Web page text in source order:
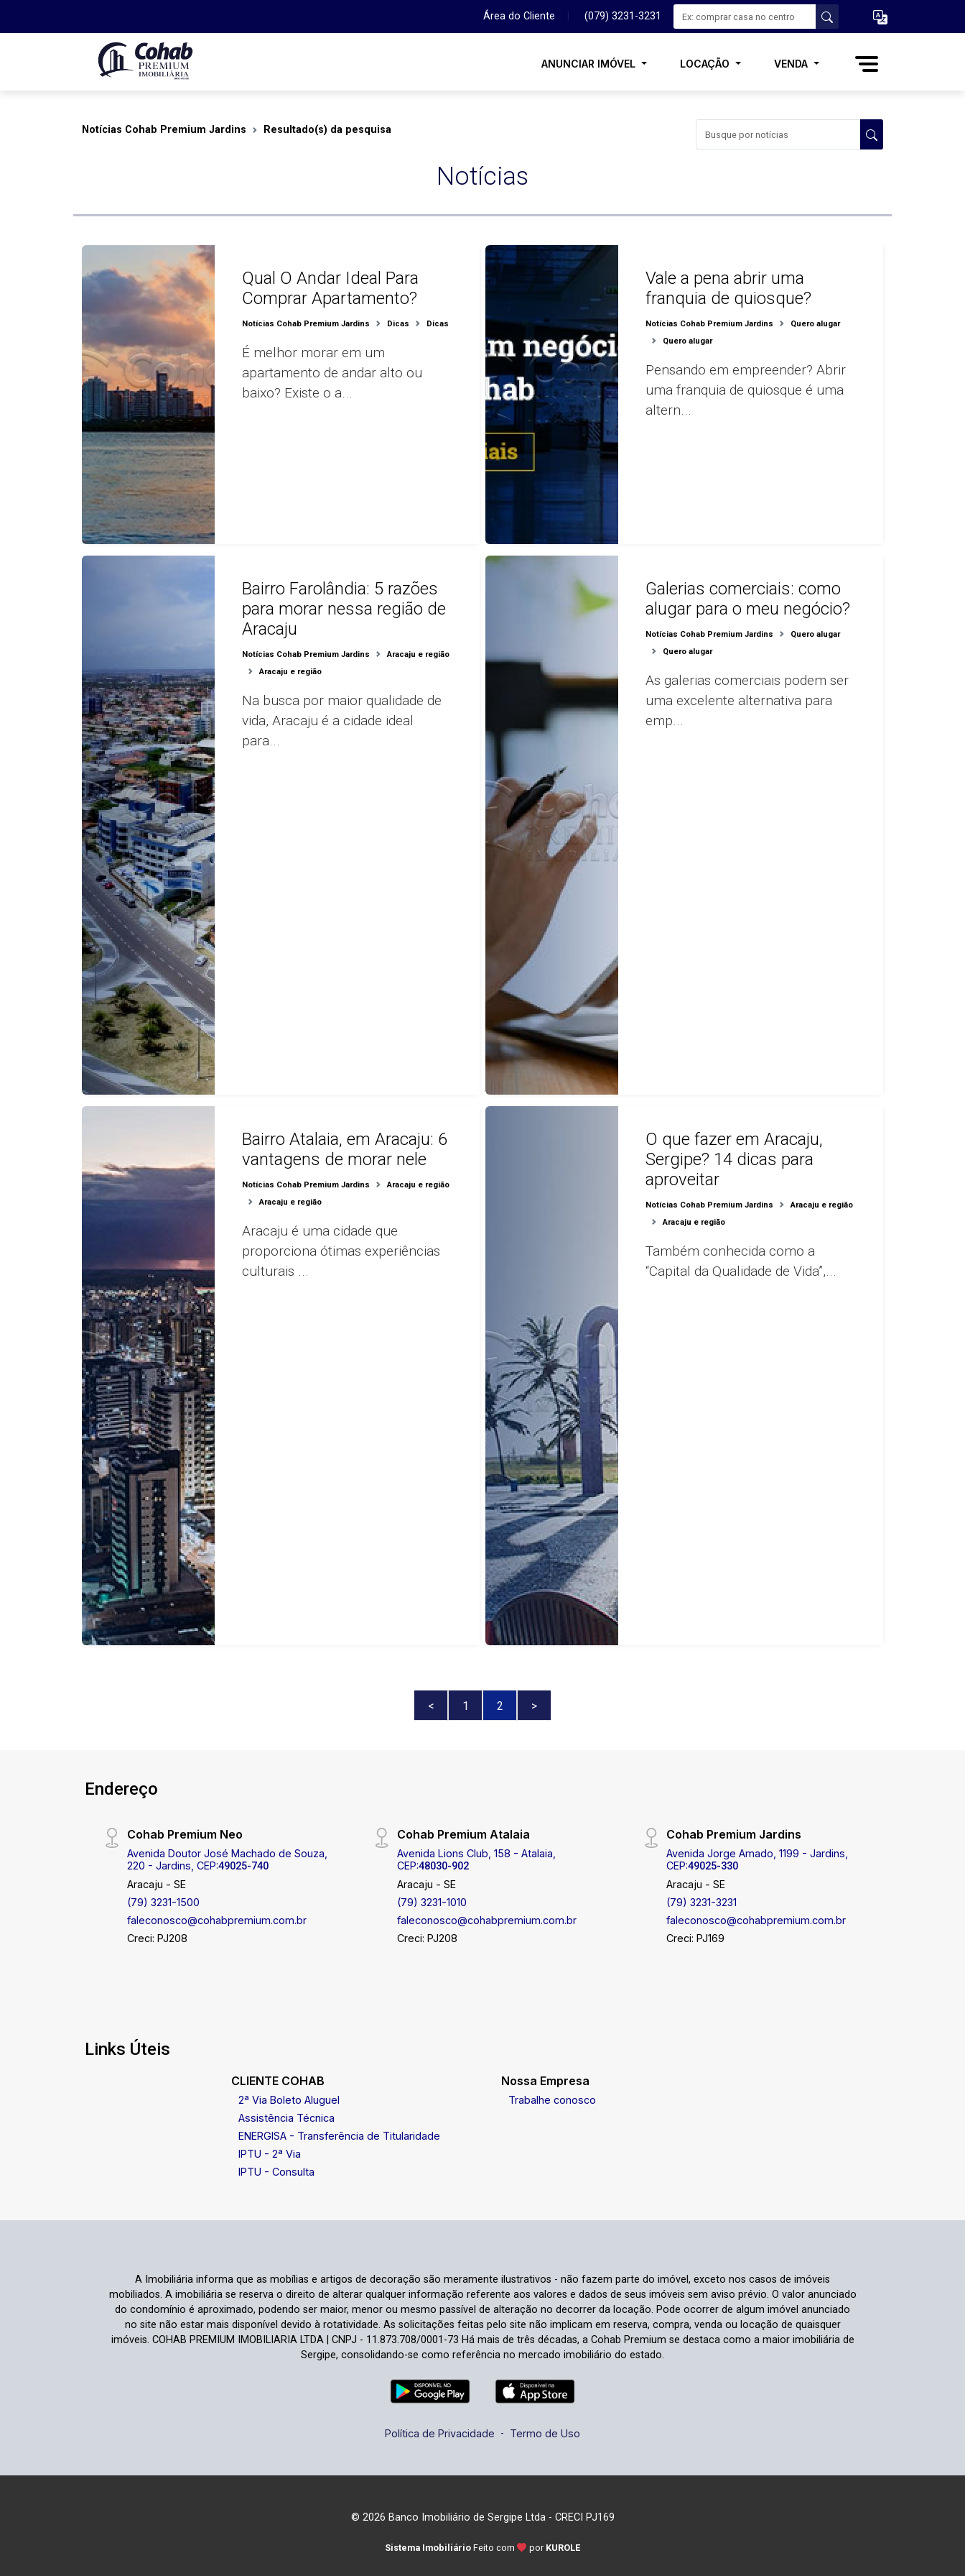
Área do Cliente (079) 3231-3231
ANUNCIAR IMÓVEL LOCAÇÃO VENDA
Notícias Cohab Premium Jardins Resultado(s) da pesquisa
Notícias
Qual O Andar Ideal Para
Comprar Apartamento?
Notícias Cohab Premium Jardins Dicas Dicas
É melhor morar em um
apartamento de andar alto ou
baixo? Existe o a...
Vale a pena abrir uma
franquia de quiosque?
Notícias Cohab Premium Jardins
Quero alugar
Quero alugar
Pensando em empreender? Abrir
uma franquia de quiosque é uma
altern...
Bairro Farolândia: 5 razões
para morar nessa região de
Aracaju
Notícias Cohab Premium Jardins
Aracaju e região
Aracaju e região
Na busca por maior qualidade de
vida, Aracaju é a cidade ideal
para...
Galerias comerciais: como
alugar para o meu negócio?
Notícias Cohab Premium Jardins
Quero alugar
Quero alugar
As galerias comerciais podem ser
uma excelente alternativa para
emp...
Bairro Atalaia, em Aracaju: 6
vantagens de morar nele
Notícias Cohab Premium Jardins
Aracaju e região
Aracaju e região
Aracaju é uma cidade que
proporciona ótimas experiências
culturais ...
O que fazer em Aracaju,
Sergipe? 14 dicas para
aproveitar
Notícias Cohab Premium Jardins
Aracaju e região
Aracaju e região
Também conhecida como a
“Capital da Qualidade de Vida”,...
< 1 2 >
Endereço
Cohab Premium Neo
Avenida Doutor José Machado de Souza,
220 - Jardins, CEP:49025-740
Aracaju - SE
(79) 3231-1500
faleconosco@cohabpremium.com.br
Creci: PJ208
Cohab Premium Atalaia
Avenida Lions Club, 158 - Atalaia,
CEP:48030-902
Aracaju - SE
(79) 3231-1010
faleconosco@cohabpremium.com.br
Creci: PJ208
Cohab Premium Jardins
Avenida Jorge Amado, 1199 - Jardins,
CEP:49025-330
Aracaju - SE
(79) 3231-3231
faleconosco@cohabpremium.com.br
Creci: PJ169
Links Úteis
CLIENTE COHAB
2ª Via Boleto Aluguel
Assistência Técnica
ENERGISA - Transferência de Titularidade
IPTU - 2ª Via
IPTU - Consulta
Nossa Empresa
Trabalhe conosco
A Imobiliária informa que as mobílias e artigos de decoração são meramente ilustrativos - não fazem parte do imóvel, exceto nos casos de imóveis
mobiliados. A imobiliária se reserva o direito de alterar qualquer informação referente aos valores e dados de seus imóveis sem aviso prévio. O valor anunciado
do condomínio é aproximado, podendo ser maior, menor ou mesmo passível de alteração no decorrer da locação. Pode ocorrer de algum imóvel anunciado
no site não estar mais disponível devido à rotatividade. As solicitações feitas pelo site não implicam em reserva, compra, venda ou locação de quaisquer
imóveis. COHAB PREMIUM IMOBILIARIA LTDA | CNPJ - 11.873.708/0001-73 Há mais de três décadas, a Cohab Premium se destaca como a maior imobiliária de
Sergipe, consolidando-se como referência no mercado imobiliário do estado.
Política de Privacidade - Termo de Uso
© 2026 Banco Imobiliário de Sergipe Ltda - CRECI PJ169
Sistema Imobiliário Feito com por KUROLE